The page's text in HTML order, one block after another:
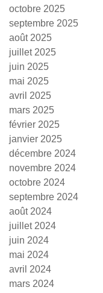
octobre 2025
septembre 2025
août 2025
juillet 2025
juin 2025
mai 2025
avril 2025
mars 2025
février 2025
janvier 2025
décembre 2024
novembre 2024
octobre 2024
septembre 2024
août 2024
juillet 2024
juin 2024
mai 2024
avril 2024
mars 2024